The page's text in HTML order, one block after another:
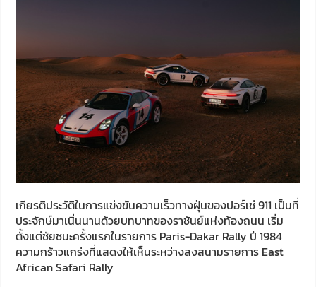
เกียรติประวัติในการแข่งขันความเร็วทางฝุ่นของปอร์เช่ 911 เป็นที่
ประจักษ์มาเนิ่นนานด้วยบทบาทของราชันย์แห่งท้องถนน เริ่ม
ตั้งแต่ชัยชนะครั้งแรกในรายการ Paris-Dakar Rally ปี 1984
ความกร้าวแกร่งที่แสดงให้เห็นระหว่างลงสนามรายการ East
African Safari Rally